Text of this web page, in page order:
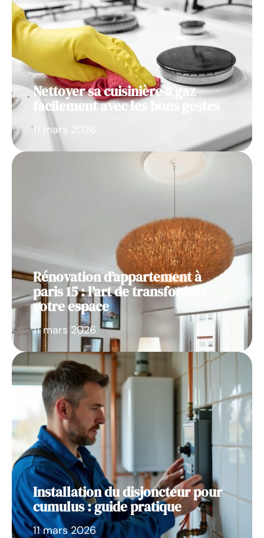
Nettoyer sa cuisinière à gaz
facilement avec les bons gestes
11 mars 2026
Rénovation d’appartement à
paris 15 : l’art de transformer
votre espace
11 mars 2026
Installation du disjoncteur pour
cumulus : guide pratique
11 mars 2026